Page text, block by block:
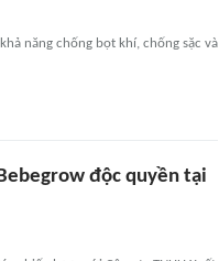
năng chống bọt khí, chống sặc và
độc quyền tại